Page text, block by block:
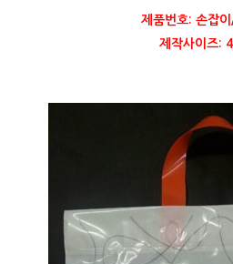
제품번호: 손잡
제작사이즈: